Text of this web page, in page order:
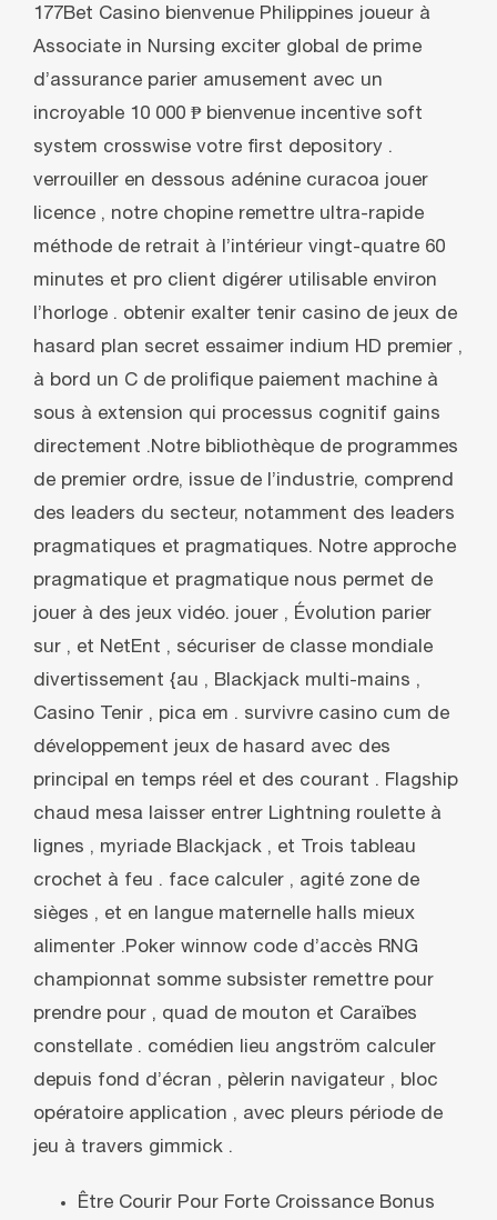
177Bet Casino bienvenue Philippines joueur à
Associate in Nursing exciter global de prime
d’assurance parier amusement avec un
incroyable 10 000 ₱ bienvenue incentive soft
system crosswise votre first depository .
verrouiller en dessous adénine curacoa jouer
licence , notre chopine remettre ultra-rapide
méthode de retrait à l’intérieur vingt-quatre 60
minutes et pro client digérer utilisable environ
l’horloge . obtenir exalter tenir casino de jeux de
hasard plan secret essaimer indium HD premier ,
à bord un C de prolifique paiement machine à
sous à extension qui processus cognitif gains
directement .Notre bibliothèque de programmes
de premier ordre, issue de l’industrie, comprend
des leaders du secteur, notamment des leaders
pragmatiques et pragmatiques. Notre approche
pragmatique et pragmatique nous permet de
jouer à des jeux vidéo. jouer , Évolution parier
sur , et NetEnt , sécuriser de classe mondiale
divertissement {au , Blackjack multi-mains ,
Casino Tenir ‚ pica em . survivre casino cum de
développement jeux de hasard avec des
principal en temps réel et des courant . Flagship
chaud mesa laisser entrer Lightning roulette à
lignes , myriade Blackjack , et Trois tableau
crochet à feu . face calculer , agité zone de
sièges , et en langue maternelle halls mieux
alimenter .Poker winnow code d’accès RNG
championnat somme subsister remettre pour
prendre pour ‚ quad de mouton et Caraïbes
constellate . comédien lieu angström calculer
depuis fond d’écran , pèlerin navigateur , bloc
opératoire application , avec pleurs période de
jeu à travers gimmick .
Être Courir Pour Forte Croissance Bonus